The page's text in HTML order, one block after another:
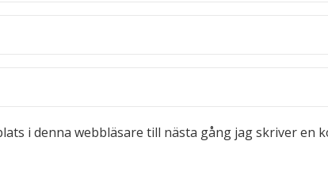
i denna webbläsare till nästa gång jag skriver en